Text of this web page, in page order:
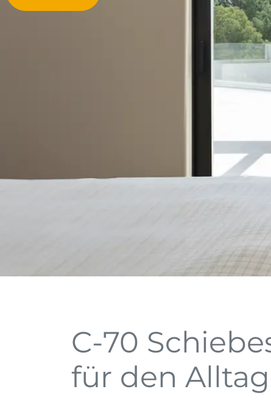
C-70
für den Alltag